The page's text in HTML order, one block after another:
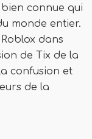
connue qui
monde entier.
dans
de Tix de la
confusion et
de la